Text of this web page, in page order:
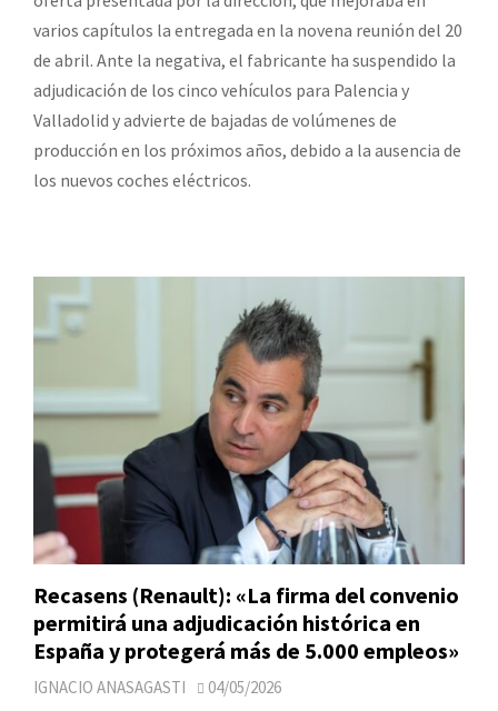
varios capítulos la entregada en la novena reunión del 20
de abril. Ante la negativa, el fabricante ha suspendido la
adjudicación de los cinco vehículos para Palencia y
Valladolid y advierte de bajadas de volúmenes de
producción en los próximos años, debido a la ausencia de
los nuevos coches eléctricos.
Recasens (Renault): «La firma del convenio
permitirá una adjudicación histórica en
España y protegerá más de 5.000 empleos»
IGNACIO ANASAGASTI 04/05/2026